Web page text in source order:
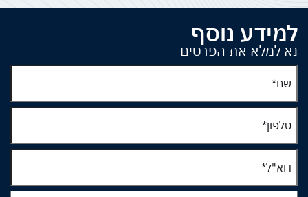
למידע נוסף
נא למלא את הפרטים